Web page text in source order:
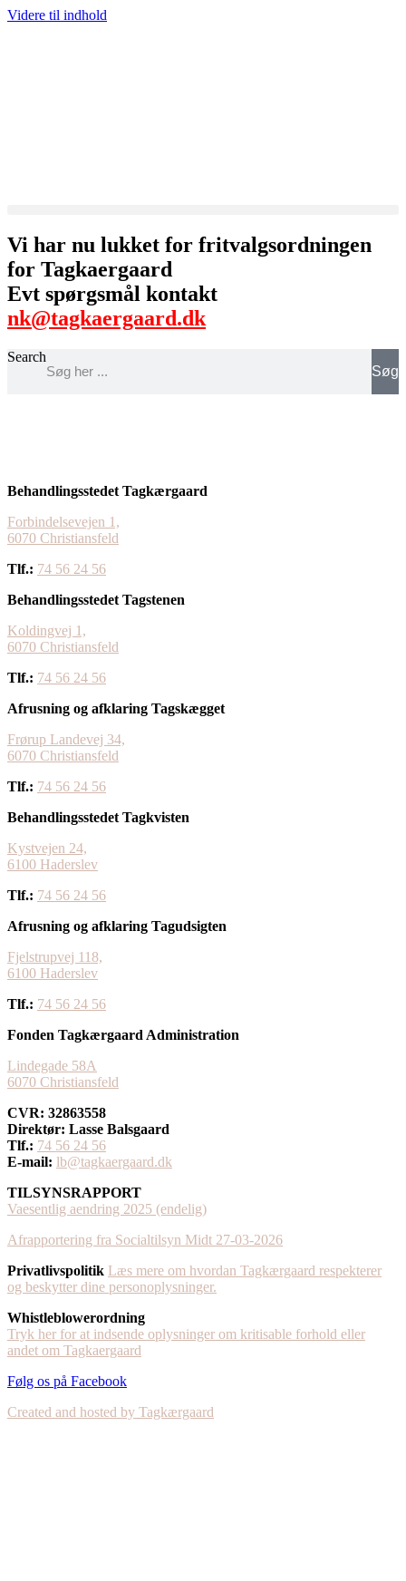
Videre til indhold
Vi har nu lukket for fritvalgsordningen
for Tagkaergaard
Evt spørgsmål kontakt
nk@tagkaergaard.dk
Search
Søg
Behandlingsstedet Tagkærgaard
Forbindelsevejen 1,
6070 Christiansfeld
Tlf.: 74 56 24 56
Behandlingsstedet Tagstenen
Koldingvej 1,
​6070 Christiansfeld
Tlf.: 74 56 24 56
Afrusning og afklaring Tagskægget
Frørup Landevej 34,
6070 Christiansfeld
Tlf.: 74 56 24 56
Behandlingsstedet Tagkvisten
Kystvejen 24,
​6100 Haderslev
Tlf.: 74 56 24 56
Afrusning og afklaring Tagudsigten
Fjelstrupvej 118,
​6100 Haderslev
Tlf.: 74 56 24 56
Fonden Tagkærgaard Administration
Lindegade 58A
6070 Christiansfeld
CVR: 32863558
Direktør: Lasse Balsgaard
Tlf.: 74 56 24 56
E-mail: lb@tagkaergaard.dk
TILSYNSRAPPORT
Vaesentlig aendring 2025 (endelig)
Afrapportering fra Socialtilsyn Midt 27-03-2026
Privatlivspolitik Læs mere om hvordan Tagkærgaard respekterer
og beskytter dine personoplysninger.
Whistleblowerordning
Tryk her for at indsende oplysninger om kritisable forhold eller
andet om Tagkaergaard
Følg os på Facebook
Created and hosted by Tagkærgaard